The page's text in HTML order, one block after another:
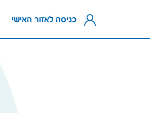
כניסה לאזור האישי